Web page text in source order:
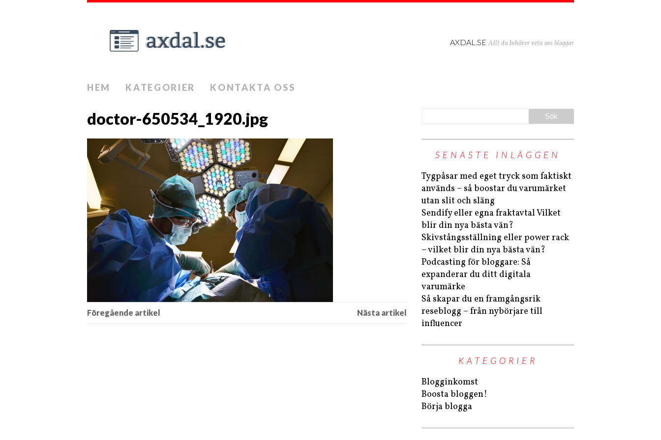
AXDAL.SE Allt du behöver veta om bloggar
HEM KATEGORIER KONTAKTA OSS
doctor-650534_1920.jpg
SENASTE INLÄGGEN
Tygpåsar med eget tryck som faktiskt
används – så boostar du varumärket
utan slit och släng
Sendify eller egna fraktavtal Vilket
blir din nya bästa vän?
Skivstångsställning eller power rack
– vilket blir din nya bästa vän?
Podcasting för bloggare: Så
expanderar du ditt digitala
varumärke
Så skapar du en framgångsrik
reseblogg – från nybörjare till
influencer
KATEGORIER
Blogginkomst
Boosta bloggen!
Börja blogga